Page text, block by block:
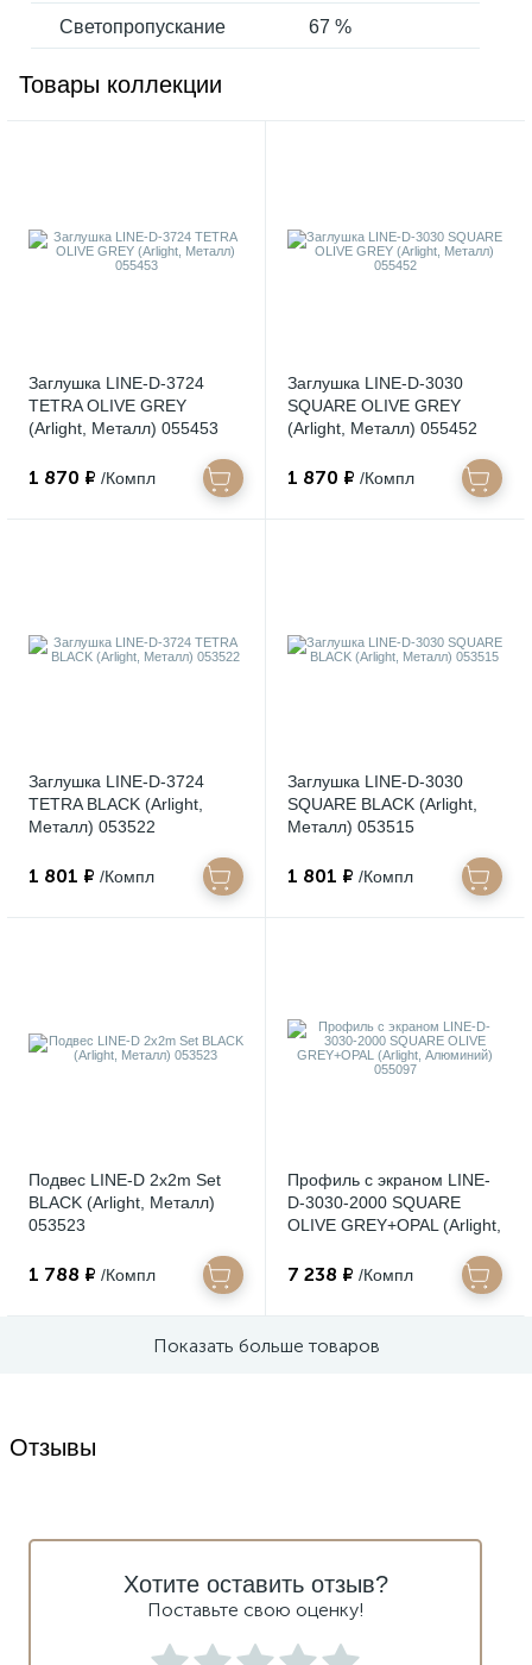
Светопропускание 67 %
Товары коллекции
Заглушка LINE-D-3724
TETRA OLIVE GREY
(Arlight, Металл) 055453
1 870 ₽ /Компл
Заглушка LINE-D-3030
SQUARE OLIVE GREY
(Arlight, Металл) 055452
1 870 ₽ /Компл
Заглушка LINE-D-3724
TETRA BLACK (Arlight,
Металл) 053522
1 801 ₽ /Компл
Заглушка LINE-D-3030
SQUARE BLACK (Arlight,
Металл) 053515
1 801 ₽ /Компл
Подвес LINE-D 2х2m Set
BLACK (Arlight, Металл)
053523
1 788 ₽ /Компл
Профиль с экраном LINE-
D-3030-2000 SQUARE
OLIVE GREY+OPAL (Arlight,
7 238 ₽ /Компл
Показать больше товаров
Отзывы
Хотите оставить отзыв?
Поставьте свою оценку!